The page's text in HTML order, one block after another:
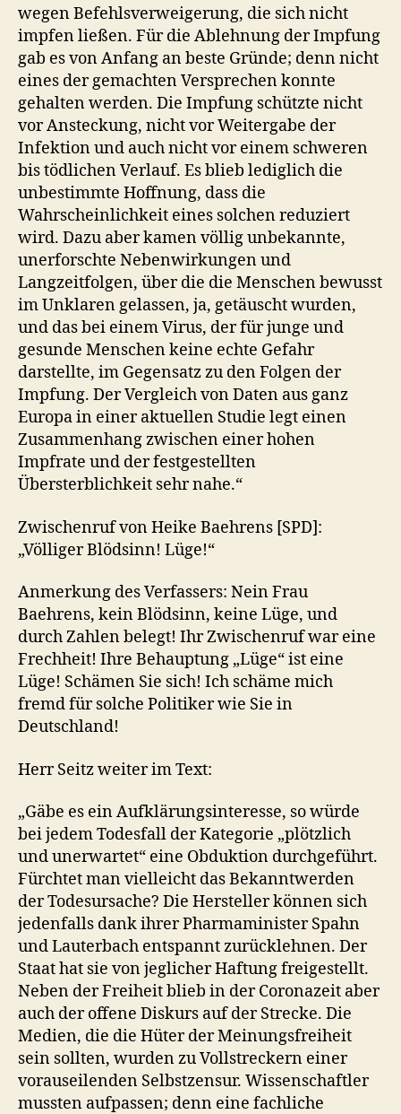
wegen Befehlsverweigerung, die sich nicht
impfen ließen. Für die Ablehnung der Impfung
gab es von Anfang an beste Gründe; denn nicht
eines der gemachten Versprechen konnte
gehalten werden. Die Impfung schützte nicht
vor Ansteckung, nicht vor Weitergabe der
Infektion und auch nicht vor einem schweren
bis tödlichen Verlauf. Es blieb lediglich die
unbestimmte Hoffnung, dass die
Wahrscheinlichkeit eines solchen reduziert
wird. Dazu aber kamen völlig unbekannte,
unerforschte Nebenwirkungen und
Langzeitfolgen, über die die Menschen bewusst
im Unklaren gelassen, ja, getäuscht wurden,
und das bei einem Virus, der für junge und
gesunde Menschen keine echte Gefahr
darstellte, im Gegensatz zu den Folgen der
Impfung. Der Vergleich von Daten aus ganz
Europa in einer aktuellen Studie legt einen
Zusammenhang zwischen einer hohen
Impfrate und der festgestellten
Übersterblichkeit sehr nahe.“
Zwischenruf von Heike Baehrens [SPD]:
„Völliger Blödsinn! Lüge!“
Anmerkung des Verfassers: Nein Frau
Baehrens, kein Blödsinn, keine Lüge, und
durch Zahlen belegt! Ihr Zwischenruf war eine
Frechheit! Ihre Behauptung „Lüge“ ist eine
Lüge! Schämen Sie sich! Ich schäme mich
fremd für solche Politiker wie Sie in
Deutschland!
Herr Seitz weiter im Text:
„Gäbe es ein Aufklärungsinteresse, so würde
bei jedem Todesfall der Kategorie „plötzlich
und unerwartet“ eine Obduktion durchgeführt.
Fürchtet man vielleicht das Bekanntwerden
der Todesursache? Die Hersteller können sich
jedenfalls dank ihrer Pharmaminister Spahn
und Lauterbach entspannt zurücklehnen. Der
Staat hat sie von jeglicher Haftung freigestellt.
Neben der Freiheit blieb in der Coronazeit aber
auch der offene Diskurs auf der Strecke. Die
Medien, die die Hüter der Meinungsfreiheit
sein sollten, wurden zu Vollstreckern einer
vorauseilenden Selbstzensur. Wissenschaftler
mussten aufpassen; denn eine fachliche